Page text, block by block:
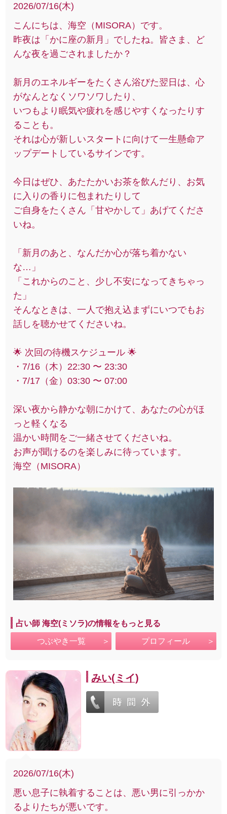
2026/07/16(木)
こんにちは、海空（MISORA）です。
昨夜は「かに座の新月」でしたね。皆さま、ど
んな夜を過ごされましたか？
新月のエネルギーをたくさん浴びた翌日は、心
がなんとなくソワソワしたり、
いつもより眠気や疲れを感じやすくなったりす
ることも。
それは心が新しいスタートに向けて一生懸命ア
ップデートしているサインです。
今日はぜひ、あたたかいお茶を飲んだり、お気
に入りの香りに包まれたりして
ご自身をたくさん「甘やかして」あげてくださ
いね。
「新月のあと、なんだか心が落ち着かない
な…」
「これからのこと、少し不安になってきちゃっ
た」
そんなときは、一人で抱え込まずにいつでもお
話しを聴かせてくださいね。
🌟 次回の待機スケジュール 🌟
・7/16（木）22:30 〜 23:30
・7/17（金）03:30 〜 07:00
深い夜から静かな朝にかけて、あなたの心がほ
っと軽くなる
温かい時間をご一緒させてくださいね。
お声が聞けるのを楽しみに待っています。
海空（MISORA）
占い師 海空(ミソラ)の情報をもっと見る
つぶやき一覧 プロフィール
みい(ミイ)
2026/07/16(木)
悪い息子に執着することは、悪い男に引っかか
るよりたちが悪いです。